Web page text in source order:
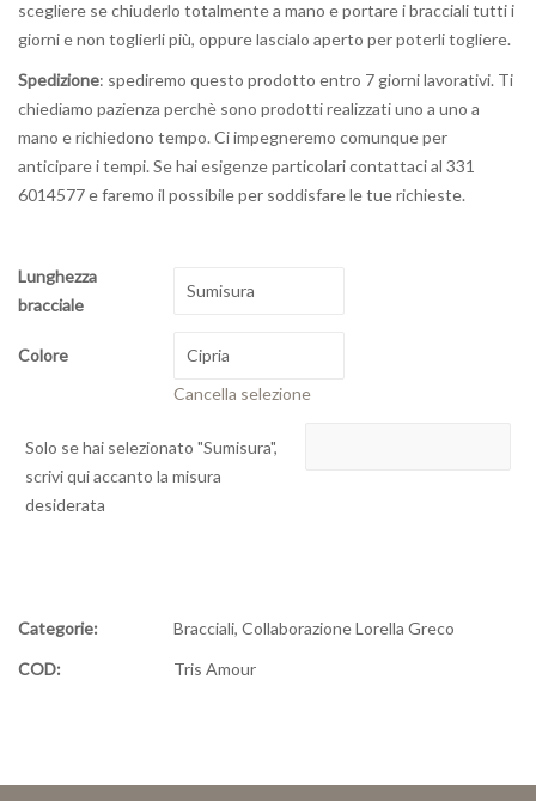
scegliere se chiuderlo totalmente a mano e portare i bracciali tutti i
giorni e non toglierli più, oppure lascialo aperto per poterli togliere.
Spedizione: spediremo questo prodotto entro 7 giorni lavorativi. Ti
chiediamo pazienza perchè sono prodotti realizzati uno a uno a
mano e richiedono tempo. Ci impegneremo comunque per
anticipare i tempi. Se hai esigenze particolari contattaci al 331
6014577 e faremo il possibile per soddisfare le tue richieste.
Lunghezza
bracciale
Colore
Cancella selezione
Solo se hai selezionato "Sumisura",
scrivi qui accanto la misura
desiderata
Categorie: Bracciali, Collaborazione Lorella Greco
COD:
Tris Amour